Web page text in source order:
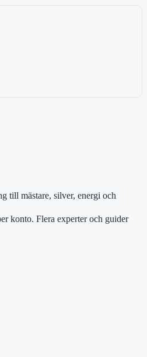
till mästare, silver, energi och
konto. Flera experter och guider